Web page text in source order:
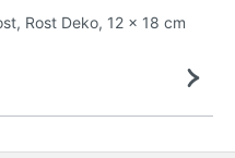
Rost Deko, 12 x 18 cm